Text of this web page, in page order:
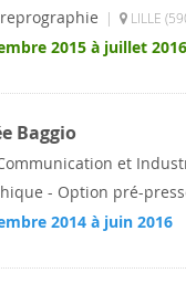
| LILLE
2015 à juillet 2016
Baggio
et
- Option pré-
2014 à juin 2016